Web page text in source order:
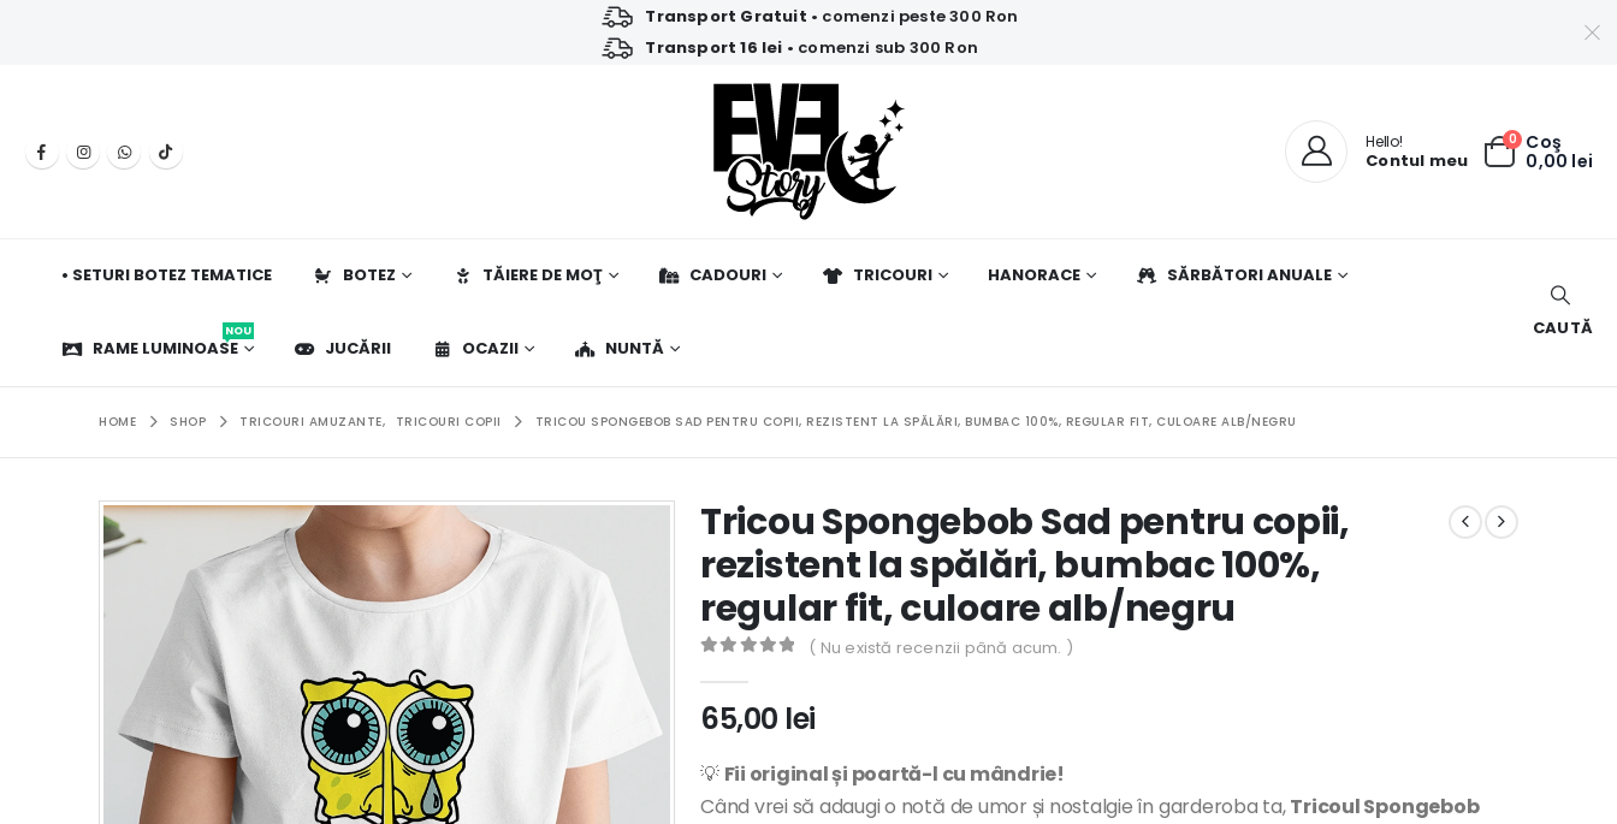
Transport Gratuit • comenzi peste 300 Ron
Transport 16 lei • comenzi sub 300 Ron
Hello!
Contul meu
0 Coş
0,00 lei
• SETURI BOTEZ TEMATICE BOTEZ TĂIERE DE MOŢ CADOURI TRICOURI HANORACE SĂRBĂTORI ANUALE
RAME LUMINOASE
NOU
JUCĂRII OCAZII NUNTĂ
CAUTĂ
HOME SHOP TRICOURI AMUZANTE, TRICOURI COPII TRICOU SPONGEBOB SAD PENTRU COPII, REZISTENT LA SPĂLĂRI, BUMBAC 100%, REGULAR FIT, CULOARE ALB/NEGRU
Tricou Spongebob Sad pentru copii,
rezistent la spălări, bumbac 100%,
regular fit, culoare alb/negru
( Nu există recenzii până acum. )
65,00 lei
💡 Fii original și poartă-l cu mândrie!
Când vrei să adaugi o notă de umor și nostalgie în garderoba ta,Tricoul Spongebob